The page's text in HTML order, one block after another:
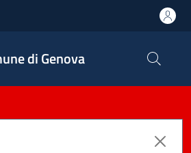
di Genova